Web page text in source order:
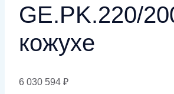
GE.PK.220/
кожухе
6 030 594 ₽